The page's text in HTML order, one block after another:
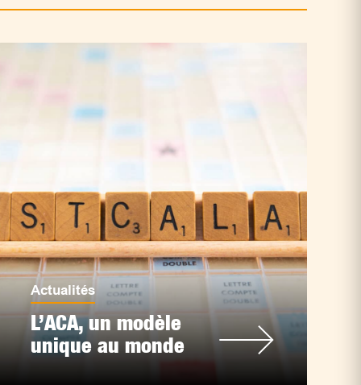
Actualités
L’ACA, un modèle
unique au monde